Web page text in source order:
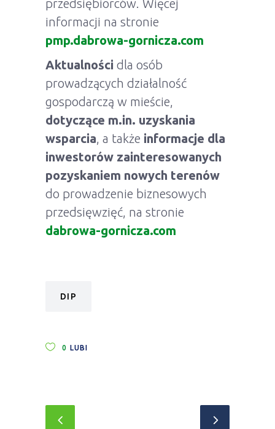
przedsiębiorców. Więcej
informacji na stronie
pmp.dabrowa-gornicza.com
Aktualności dla osób
prowadzących działalność
gospodarczą w mieście,
dotyczące m.in. uzyskania
wsparcia, a także informacje dla
inwestorów zainteresowanych
pozyskaniem nowych terenów
do prowadzenie biznesowych
przedsięwzięć, na stronie
dabrowa-gornicza.com
DIP
0 LUBI